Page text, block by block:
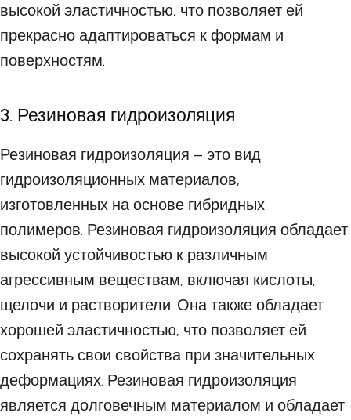
высокой эластичностью, что позволяет ей
прекрасно адаптироваться к формам и
поверхностям.
3. Резиновая гидроизоляция
Резиновая гидроизоляция – это вид
гидроизоляционных материалов,
изготовленных на основе гибридных
полимеров. Резиновая гидроизоляция обладает
высокой устойчивостью к различным
агрессивным веществам, включая кислоты,
щелочи и растворители. Она также обладает
хорошей эластичностью, что позволяет ей
сохранять свои свойства при значительных
деформациях. Резиновая гидроизоляция
является долговечным материалом и обладает